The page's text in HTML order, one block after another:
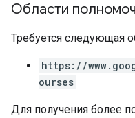
Области
Требуется следующая
https://
ourses
Для получения более